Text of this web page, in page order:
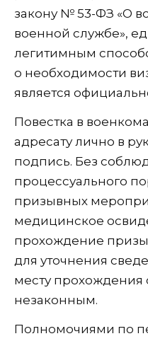
закону № 53-ФЗ «О
военной службе»,
легитимным
о необходимости
является
Повестка в
адресату лично в
подпись. Без
процессуального
призывных
медицинское
прохождение
для уточнения
месту прохождения
незаконным.
Полномочиями по